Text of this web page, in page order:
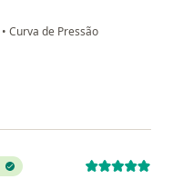
• Curva de Pressão